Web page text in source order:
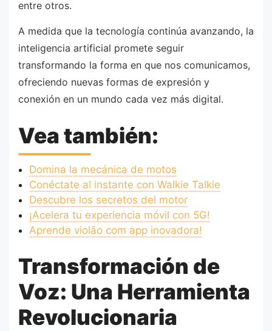
entre otros.
A medida que la tecnología continúa avanzando, la
inteligencia artificial promete seguir
transformando la forma en que nos comunicamos,
ofreciendo nuevas formas de expresión y
conexión en un mundo cada vez más digital.
Vea también:
Domina la mecánica de motos
Conéctate al instante con Walkie Talkie
Descubre los secretos del motor
¡Acelera tu experiencia móvil con 5G!
Aprende violão com app inovadora!
Transformación de
Voz: Una Herramienta
Revolucionaria